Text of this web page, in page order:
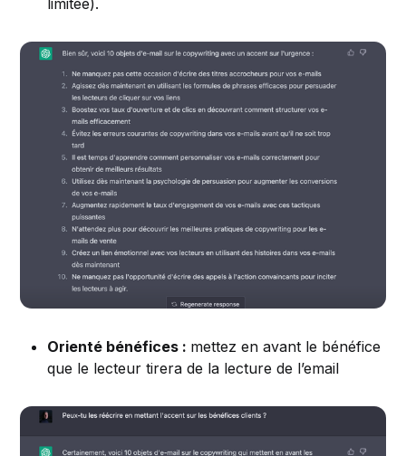
Orienté bénéfices : mettez en avant le bénéfice
que le lecteur tirera de la lecture de l’email